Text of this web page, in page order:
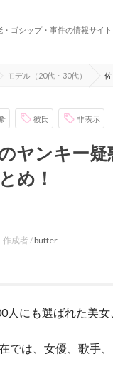
・ゴシップ・事件の情報サイト
モデル（20代・30代）
彼氏 非表示
ヤンキー
め！
作成者 / butter
にも選ばれた美女
では、女優、歌手